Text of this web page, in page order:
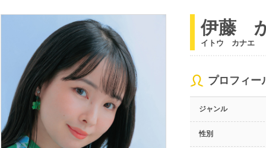
伊藤
イトウ カナエ
プロフィー
ジャンル
性別